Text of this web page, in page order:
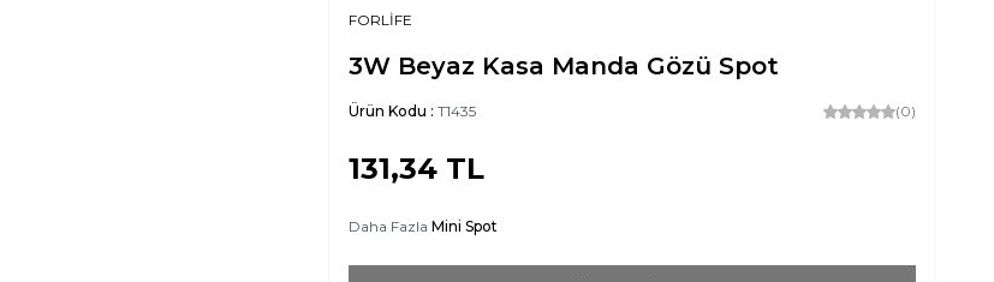
FORLİFE
3W Beyaz Kasa Manda Gözü Spot
Ürün Kodu : T1435 (0)
131,34 TL
Daha Fazla Mini Spot